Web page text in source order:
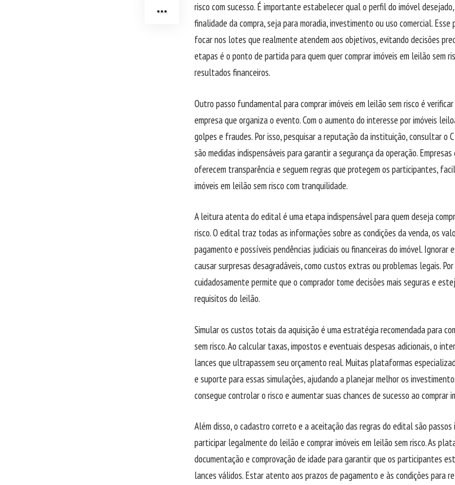
risco com sucesso. É importante estabelecer qual o perfil do imóvel
finalidade da compra, seja para moradia, investimento ou uso comercial.
focar nos lotes que realmente atendem aos objetivos, evitando decisões
etapas é o ponto de partida para quem quer comprar imóveis em leilão sem
resultados financeiros.
Outro passo fundamental para comprar imóveis em leilão sem risco é
empresa que organiza o evento. Com o aumento do interesse por imóveis
golpes e fraudes. Por isso, pesquisar a reputação da instituição, consultar o
são medidas indispensáveis para garantir a segurança da operação.
oferecem transparência e seguem regras que protegem os participantes,
imóveis em leilão sem risco com tranquilidade.
A leitura atenta do edital é uma etapa indispensável para quem deseja
risco. O edital traz todas as informações sobre as condições da venda, os
pagamento e possíveis pendências judiciais ou financeiras do imóvel. Ignorar
causar surpresas desagradáveis, como custos extras ou problemas legais.
cuidadosamente permite que o comprador tome decisões mais seguras e
requisitos do leilão.
Simular os custos totais da aquisição é uma estratégia recomendada para
sem risco. Ao calcular taxas, impostos e eventuais despesas adicionais, o
lances que ultrapassem seu orçamento real. Muitas plataformas
e suporte para essas simulações, ajudando a planejar melhor os
consegue controlar o risco e aumentar suas chances de sucesso ao comprar
Além disso, o cadastro correto e a aceitação das regras do edital são passos
participar legalmente do leilão e comprar imóveis em leilão sem risco. As
documentação e comprovação de idade para garantir que os participantes
lances válidos. Estar atento aos prazos de pagamento e às condições para